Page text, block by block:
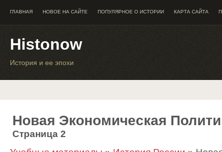
ГЛАВНАЯ НОВОЕ НА САЙТЕ ПОПУЛЯРНОЕ О ИСТОРИИ КАРТА САЙТА
Histonow
История и ее эпохи
Новая Экономическая
Страница 2